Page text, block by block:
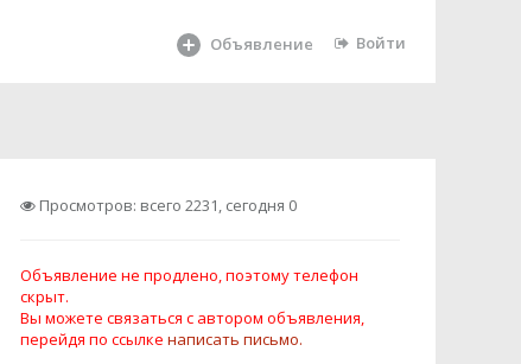
Объявление Войти
Просмотров: всего 2231, сегодня 0
Объявление не продлено, поэтому телефон
скрыт.
Вы можете связаться с автором объявления,
перейдя по ссылке написать письмо.